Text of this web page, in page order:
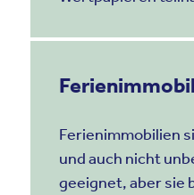
Ferienimmobilien
und auch nicht
geeignet, aber sie